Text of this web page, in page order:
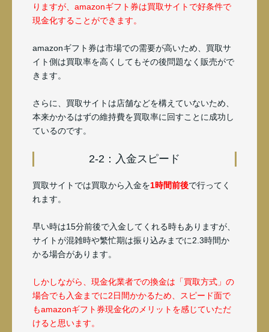
りますが、amazonギフト券は買取サイトで好条件で
現金化することができます。
amazonギフト券は市場での需要が高いため、買取サ
イト側は買取率を高くしてもその後問題なく販売がで
きます。
さらに、買取サイトは店舗などを構えていないため、
本来かかるはずの維持費を買取率に回すことに成功し
ているのです。
2-2：入金スピード
買取サイトでは買取から入金を1時間前後で行ってく
れます。
早い時は15分前後で入金してくれる時もありますが、
サイトが混雑時や繁忙期は振り込みまでに2.3時間か
かる場合があります。
しかしながら、現金化業者での換金は「買取方式」の
場合でも入金までに2日間かかるため、スピード面で
もamazonギフト券現金化のメリットを感じていただ
けると思います。